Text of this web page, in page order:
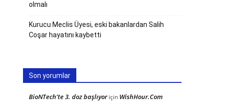
olmalı
Kurucu Meclis Üyesi, eski bakanlardan Salih
Coşar hayatını kaybetti
Son yorumlar
BioNTech’te 3. doz başlıyoriçin WishHour.Com